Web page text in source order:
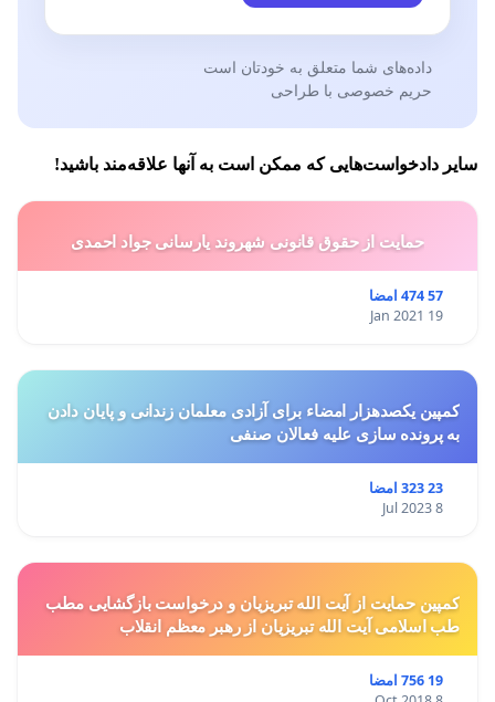
داده‌های شما متعلق به خودتان است
حریم خصوصی با طراحی
سایر دادخواست‌هایی که ممکن است به آنها علاقه‌مند باشید!
حمایت از حقوق قانونی شهروند یارسانی جواد احمدی
57 474 امضا
19 Jan 2021
کمپین یکصدهزار امضاء برای آزادی معلمان زندانی و پایان دادن
به پرونده سازی علیه فعالان صنفی
23 323 امضا
8 Jul 2023
کمپین حمایت از آیت الله تبریزیان و درخواست بازگشایی مطب
طب اسلامی آیت الله تبریزیان از رهبر معظم انقلاب
19 756 امضا